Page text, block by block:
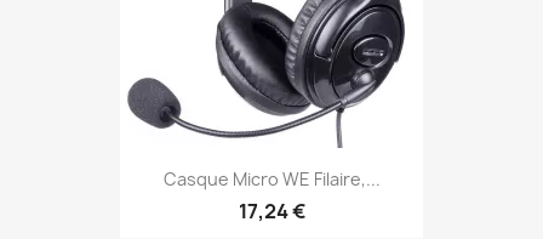
Casque Micro WE Filaire,...
17,24 €